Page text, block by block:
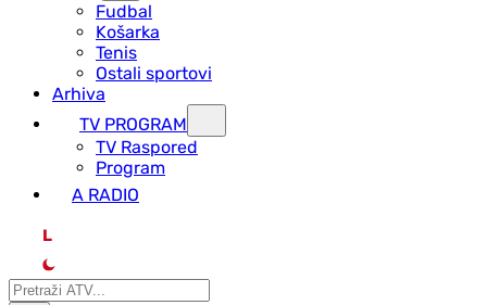
Fudbal
Košarka
Tenis
Ostali sportovi
Arhiva
TV PROGRAM
ТV Raspored
Program
A RADIO
L